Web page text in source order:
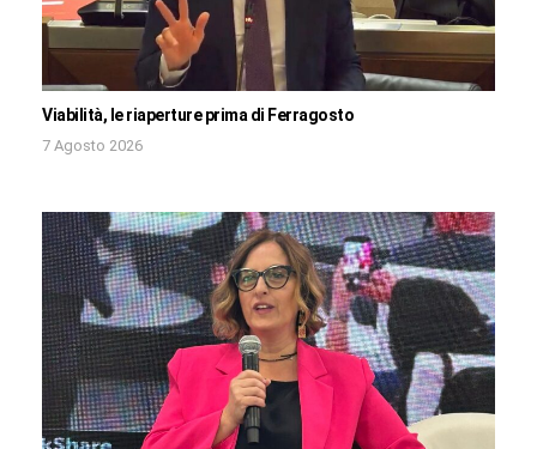
Viabilità, le riaperture prima di Ferragosto
7 Agosto 2026